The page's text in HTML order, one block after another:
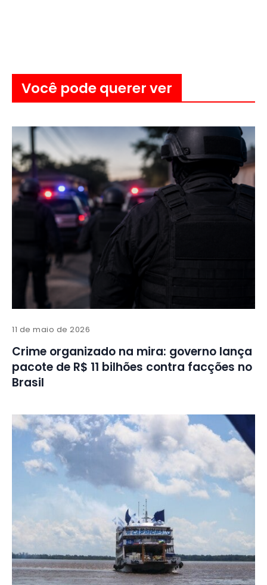
Você pode querer ver
11 de maio de 2026
Crime organizado na mira: governo lança
pacote de R$ 11 bilhões contra facções no
Brasil